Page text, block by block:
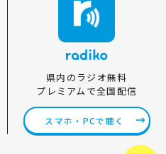
県内のラジオ無料
プレミアムで全国配信
スマホ・PCで聴く